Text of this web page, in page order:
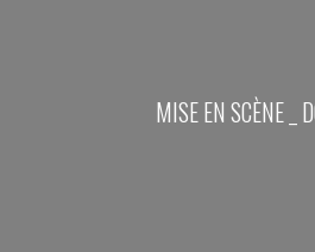
MISE EN SCÈNE _